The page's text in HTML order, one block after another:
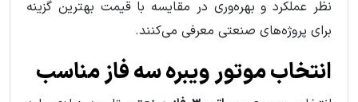
نظر عملکرد و بهره‌وری در مقایسه با قیمت بهترین گزینه
برای پروژه‌های صنعتی معرفی می‌کنند.
انتخاب موتور ویبره سه فاز مناسب